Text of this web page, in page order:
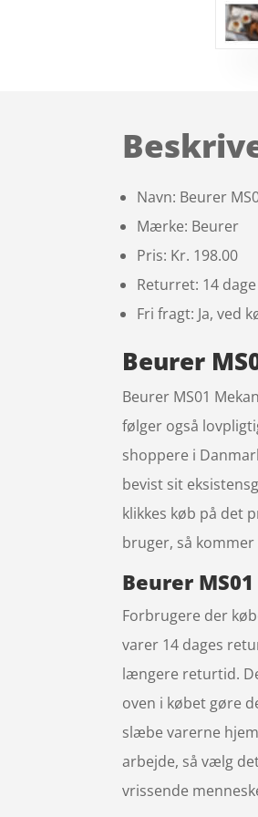
Navn: Beurer
Mærke: Beurer
Pris: Kr. 198.00
Returret: 14 dage
Fri fragt: Ja, ved
Beurer
Beurer MS01
følger også
shoppere i
bevist sit
klikkes køb på det
bruger, så
Beurer
Forbrugere der
varer 14 dages
længere returtid.
oven i købet gøre
slæbe varerne
arbejde, så vælg
vrissende